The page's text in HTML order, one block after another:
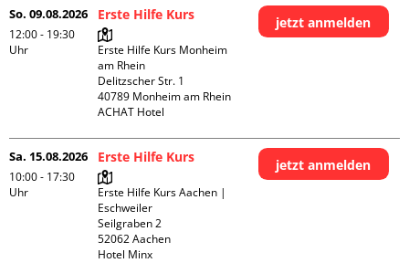
So. 09.08.2026
12:00 - 19:30
Uhr
Erste Hilfe Kurs
Erste Hilfe Kurs Monheim
am Rhein
Delitzscher Str. 1
40789 Monheim am Rhein
ACHAT Hotel
jetzt anmelden
Sa. 15.08.2026
10:00 - 17:30
Uhr
Erste Hilfe Kurs
Erste Hilfe Kurs Aachen |
Eschweiler
Seilgraben 2
52062 Aachen
Hotel Minx
jetzt anmelden